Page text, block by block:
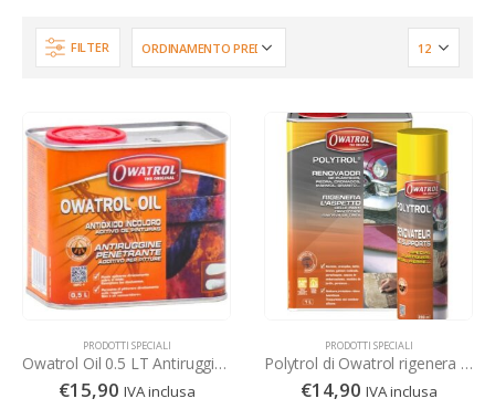
FILTER
PRODOTTI SPECIALI
Owatrol Oil 0.5 LT Antiruggine Penetrante, additivo per pitture
€15,90 IVA inclusa
PRODOTTI SPECIALI
Polytrol di Owatrol rigenera l’aspetto di plastica, vernici, cromatura e tanto altro
€14,90 IVA inclusa